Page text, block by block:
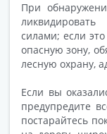
При
силами; если
опасную зону,
лесную охрану,
Если вы
предупредите
постарайтесь